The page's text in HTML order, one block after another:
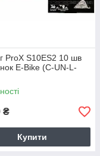
ProX S10ES2 10 шв
E-Bike (C-UN-L-
₴
Купити